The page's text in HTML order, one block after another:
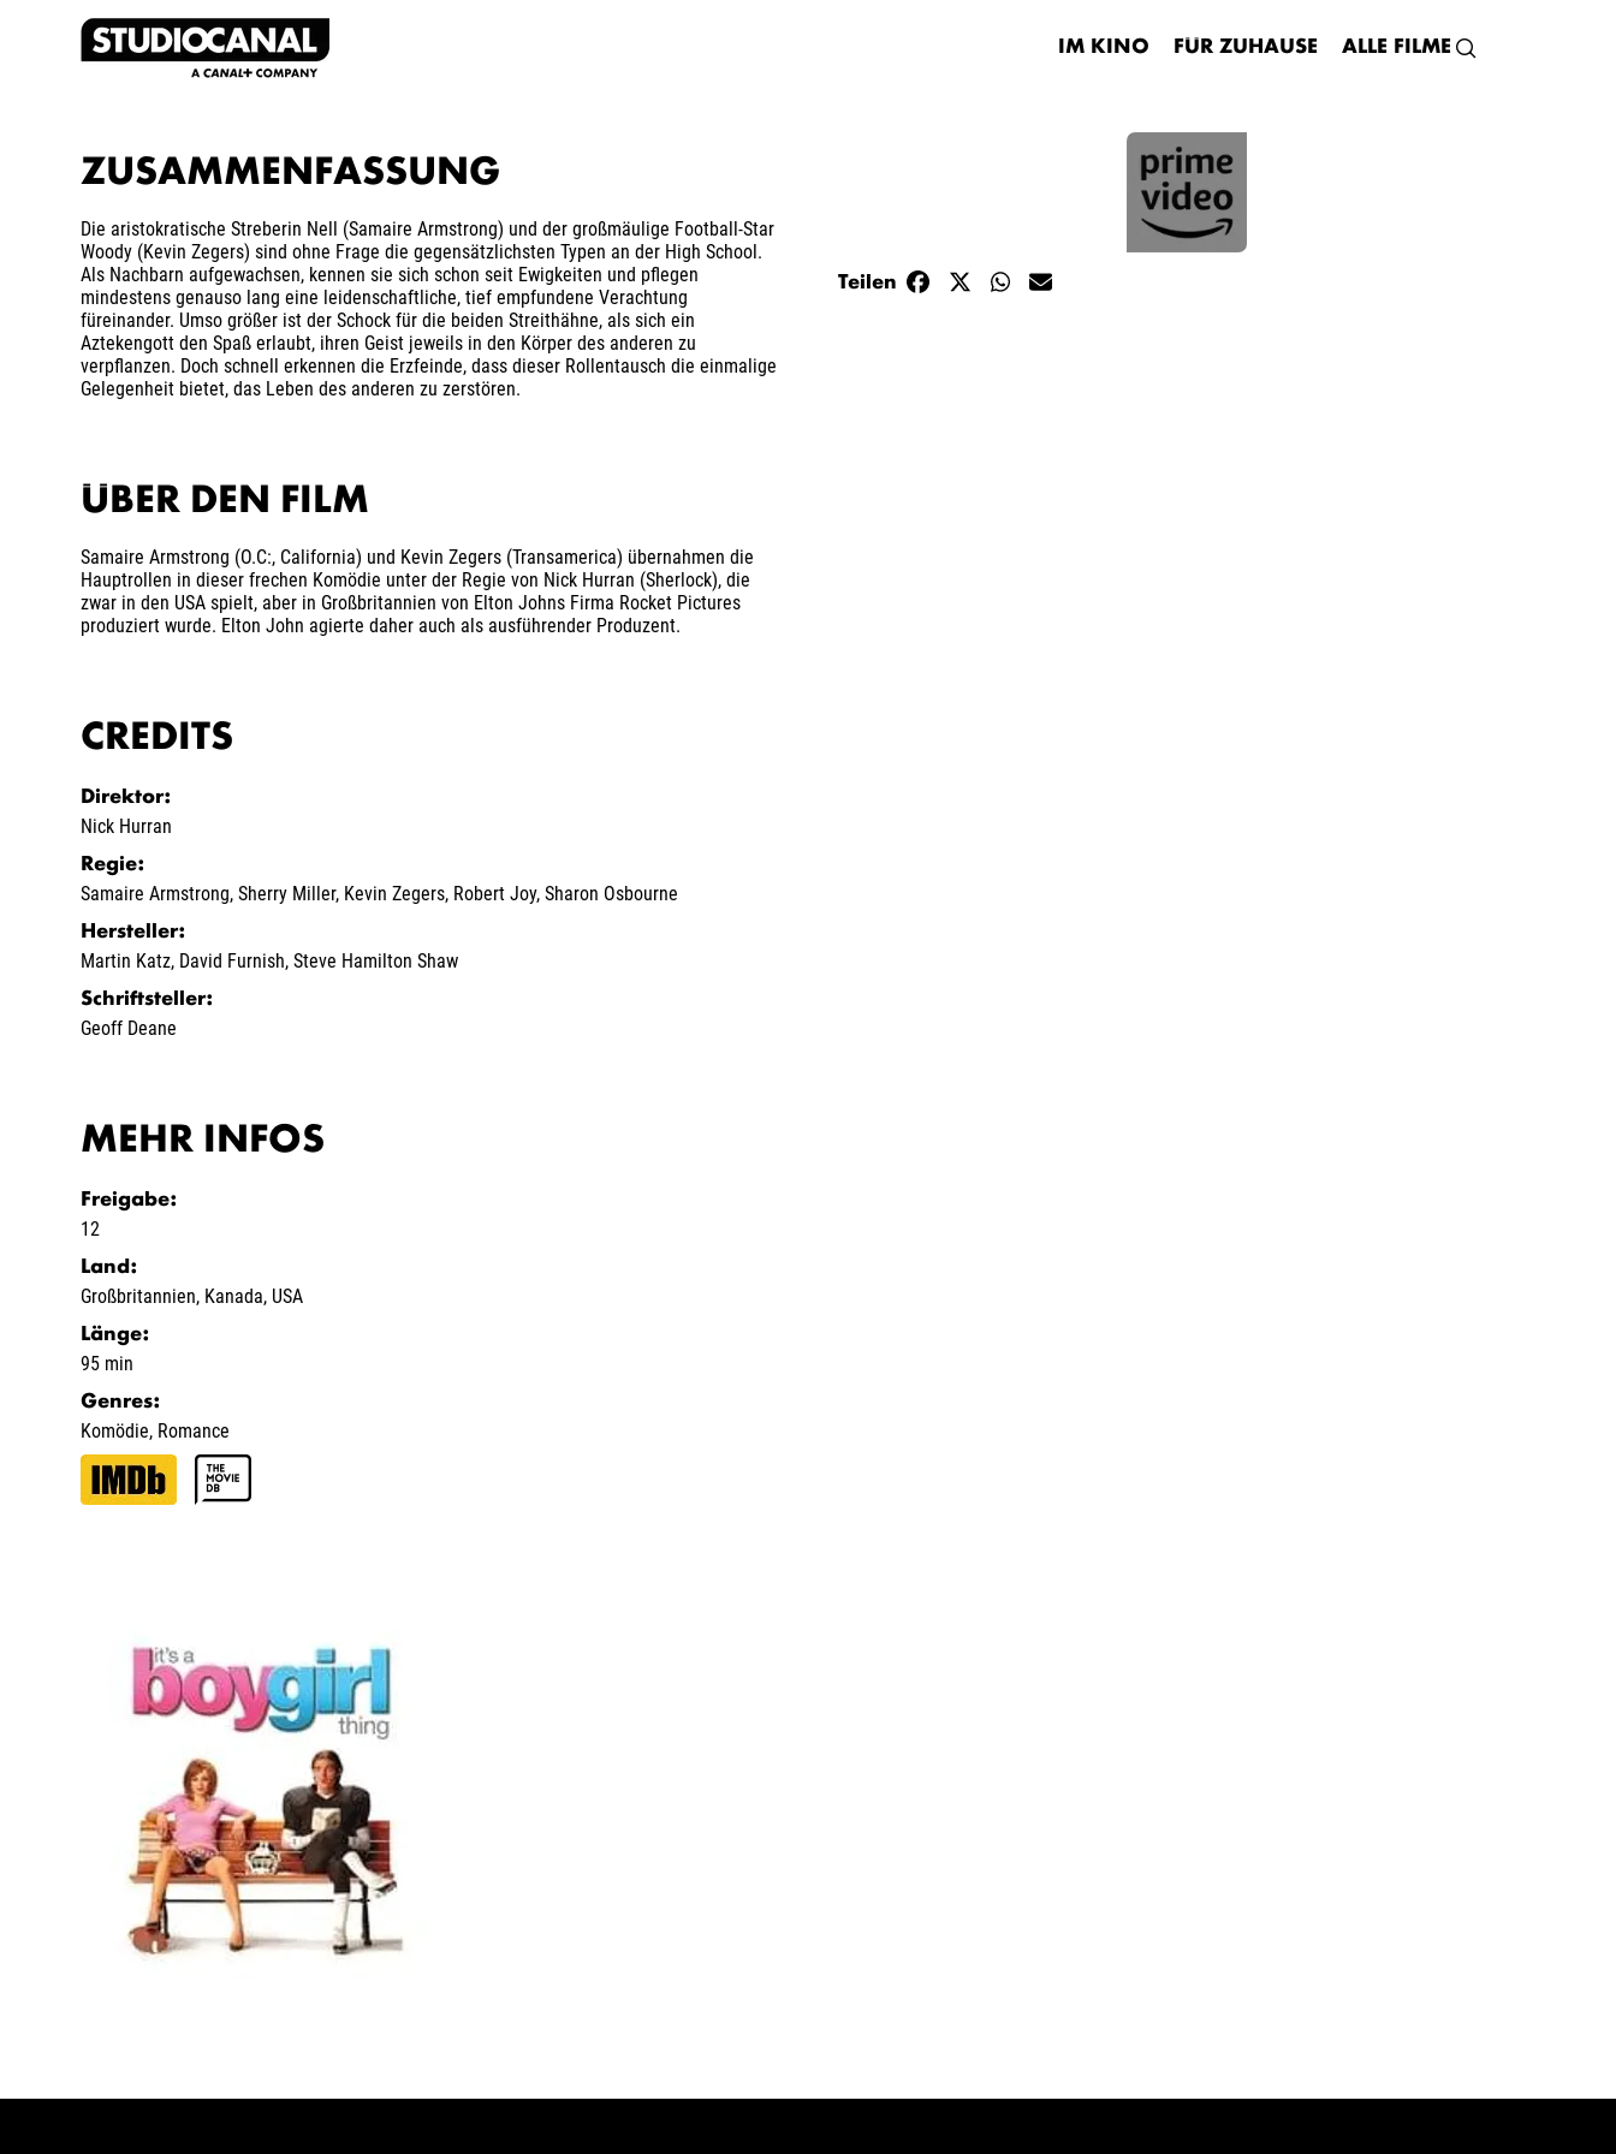
IM KINO FÜR ZUHAUSE ALLE FILME
ZUSAMMENFASSUNG
Die aristokratische Streberin Nell (Samaire Armstrong) und der großmäulige Football-Star
Woody (Kevin Zegers) sind ohne Frage die gegensätzlichsten Typen an der High School.
Als Nachbarn aufgewachsen, kennen sie sich schon seit Ewigkeiten und pflegen
mindestens genauso lang eine leidenschaftliche, tief empfundene Verachtung
füreinander. Umso größer ist der Schock für die beiden Streithähne, als sich ein
Aztekengott den Spaß erlaubt, ihren Geist jeweils in den Körper des anderen zu
verpflanzen. Doch schnell erkennen die Erzfeinde, dass dieser Rollentausch die einmalige
Gelegenheit bietet, das Leben des anderen zu zerstören.
ÜBER DEN FILM
Samaire Armstrong (O.C:, California) und Kevin Zegers (Transamerica) übernahmen die
Hauptrollen in dieser frechen Komödie unter der Regie von Nick Hurran (Sherlock), die
zwar in den USA spielt, aber in Großbritannien von Elton Johns Firma Rocket Pictures
produziert wurde. Elton John agierte daher auch als ausführender Produzent.
CREDITS
Direktor:
Nick Hurran
Regie:
Samaire Armstrong,Sherry Miller, Kevin Zegers, Robert Joy,Sharon Osbourne
Hersteller:
Martin Katz, David Furnish,Steve Hamilton Shaw
Schriftsteller:
Geoff Deane
MEHR INFOS
Freigabe:
12
Land :
Großbritannien, Kanada, USA
Länge:
95 min
Genres:
Komödie, Romance
Teilen